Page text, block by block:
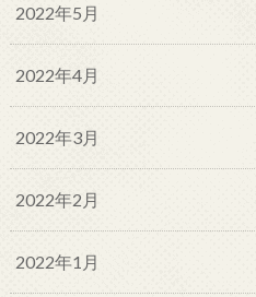
2022年5月
2022年4月
2022年3月
2022年2月
2022年1月